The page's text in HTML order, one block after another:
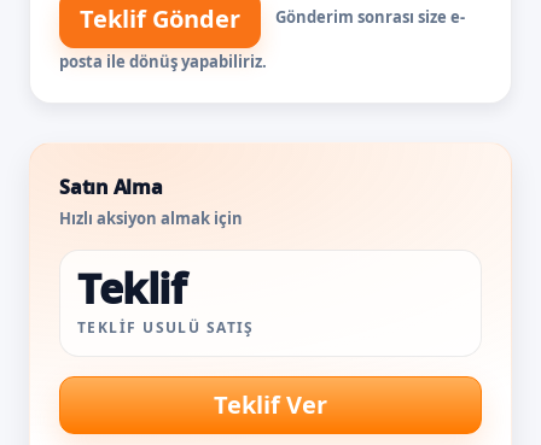
Teklif Gönder Gönderim sonrası size e-
posta ile dönüş yapabiliriz.
Satın Alma
Hızlı aksiyon almak için
Teklif
TEKLIF USULÜ SATIŞ
Teklif Ver